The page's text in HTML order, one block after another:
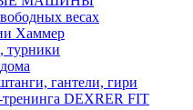
весах
Хаммер
турники
гантели, гири
DEXRER FIT